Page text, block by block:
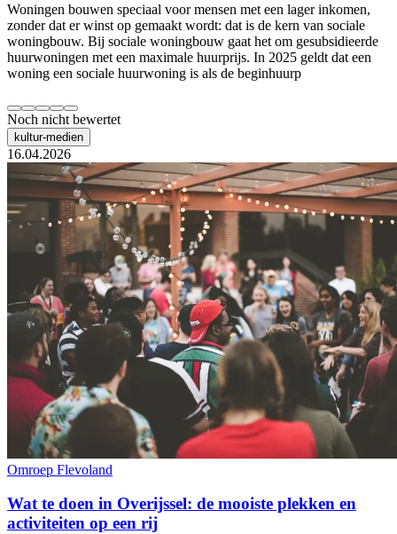
Woningen bouwen speciaal voor mensen met een lager inkomen,
zonder dat er winst op gemaakt wordt: dat is de kern van sociale
woningbouw. Bij sociale woningbouw gaat het om gesubsidieerde
huurwoningen met een maximale huurprijs. In 2025 geldt dat een
woning een sociale huurwoning is als de beginhuurp
Noch nicht bewertet
kultur-medien
16.04.2026
Omroep Flevoland
Wat te doen in Overijssel: de mooiste plekken en
activiteiten op een rij